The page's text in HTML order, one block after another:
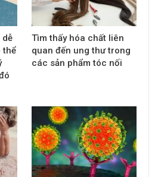
dễ
thể
Tìm thấy hóa chất liên
quan đến ung thư trong
các sản phẩm tóc nối